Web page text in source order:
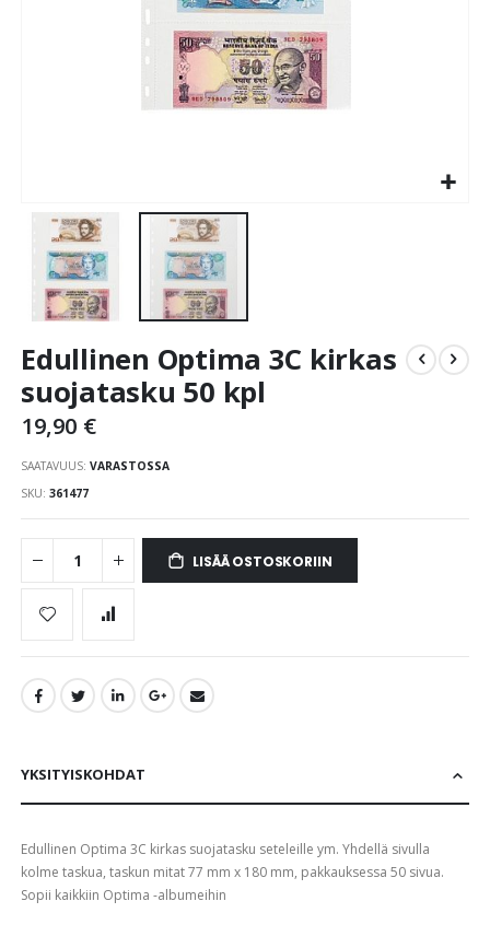
to
beginning
of
images
gallery
Edullinen Optima 3C kirkas
suojatasku 50 kpl
19,90 €
SAATAVUUS: VARASTOSSA
SKU 361477
LISÄÄ OSTOSKORIIN
YKSITYISKOHDAT
Edullinen Optima 3C kirkas suojatasku seteleille ym. Yhdellä sivulla
kolme taskua, taskun mitat 77 mm x 180 mm, pakkauksessa 50 sivua.
Sopii kaikkiin Optima -albumeihin